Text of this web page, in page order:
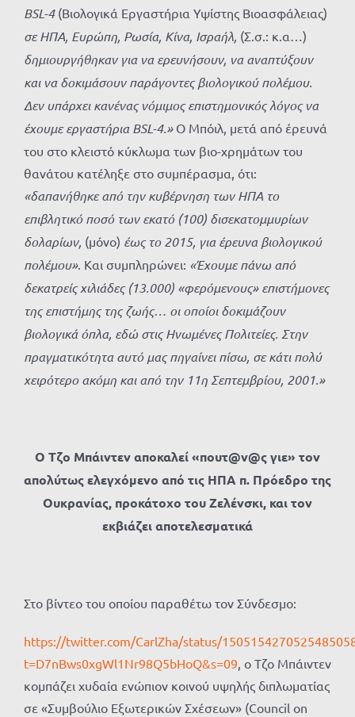
BSL-4 (Βιολογικά Εργαστήρια Υψίστης Βιοασφάλειας)
σε ΗΠΑ, Ευρώπη, Ρωσία, Κίνα, Ισραήλ, (Σ.σ.: κ.α…)
δημιουργήθηκαν για να ερευνήσουν, να αναπτύξουν
και να δοκιμάσουν παράγοντες βιολογικού πολέμου.
Δεν υπάρχει κανένας νόμιμος επιστημονικός λόγος να
έχουμε εργαστήρια BSL-4.»Ο Μπόιλ, μετά από έρευνά
του στο κλειστό κύκλωμα των βιο-χρημάτων του
θανάτου κατέληξε στο συμπέρασμα, ότι:
«δαπανήθηκε από την κυβέρνηση των ΗΠΑ το
επιβλητικό ποσό των εκατό (100) δισεκατομμυρίων
δολαρίων, (μόνο) έως το 2015, για έρευνα βιολογικού
πολέμου». Και συμπληρώνει: «Έχουμε πάνω από
δεκατρείς χιλιάδες (13.000) «φερόμενους» επιστήμονες
της επιστήμης της ζωής… οι οποίοι δοκιμάζουν
βιολογικά όπλα, εδώ στις Ηνωμένες Πολιτείες. Στην
πραγματικότητα αυτό μας πηγαίνει πίσω, σε κάτι πολύ
χειρότερο ακόμη και από την 11η Σεπτεμβρίου, 2001.»
Ο Τζο Μπάιντεν αποκαλεί «πουτ@ν@ς γιε» τον
απολύτως ελεγχόμενο από τις ΗΠΑ π. Πρόεδρο της
Ουκρανίας, προκάτοχο του Ζελένσκι, και τον
εκβιάζει αποτελεσματικά
Στο βίντεο του οποίου παραθέτω τον Σύνδεσμο:
https://twitter.com/CarlZha/status/
t=D7nBws0xgWl1Nr98Q5bHoQ&s=09, ο Τζο Μπάιντεν
κομπάζει χυδαία ενώπιον κοινού υψηλής διπλωματίας
σε «Συμβούλιο Εξωτερικών Σχέσεων» (Council on